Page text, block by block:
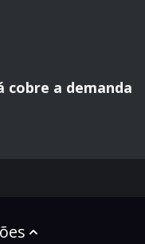
cobre a demanda